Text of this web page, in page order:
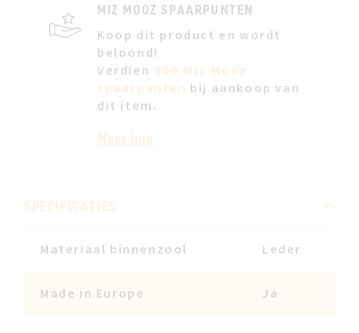
MIZ MOOZ SPAARPUNTEN
Koop dit product en wordt
beloond!
Verdien 300 Miz Mooz
spaarpunten bij aankoop van
dit item.
Meer info
SPECIFICATIES
Materiaal binnenzool Leder
Made in Europe Ja